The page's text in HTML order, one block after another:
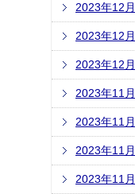
2023年12
2023年12
2023年12
2023年11
2023年11
2023年11
2023年11